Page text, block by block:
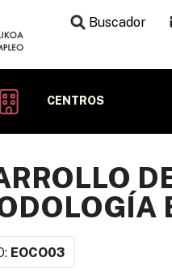
Buscador
CENTROS
EOCO03